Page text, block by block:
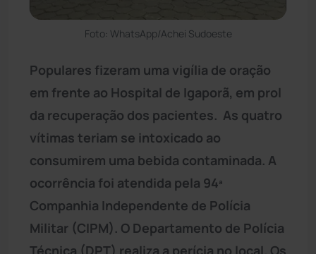
Foto: WhatsApp/Achei Sudoeste
Populares fizeram uma vigília de oração
em frente ao Hospital de Igaporã, em prol
da recuperação dos pacientes. As quatro
vítimas teriam se intoxicado ao
consumirem uma bebida contaminada. A
ocorrência foi atendida pela 94ª
Companhia Independente de Polícia
Militar (CIPM). O Departamento de Polícia